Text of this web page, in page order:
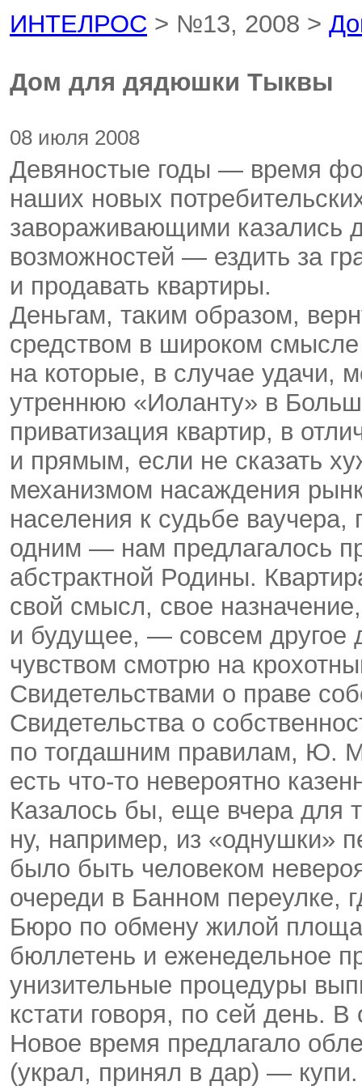
ИНТЕЛРОС > №13, 2008 >
Дом для дядюшки Тыквы
08 июля 2008
Девяностые годы — время
наших новых
завораживающими казались
возможностей — ездить за
и продавать квартиры.
Деньгам, таким образом,
средством в широком
на которые, в случае удачи,
утреннюю «Иоланту» в
приватизация квартир, в
и прямым, если не сказать
механизмом насаждения
населения к судьбе
одним — нам предлагалось
абстрактной Родины.
свой смысл, свое
и будущее, — совсем другое
чувством смотрю на
Свидетельствами о праве
Свидетельства о
по тогдашним правилам,
есть что-то невероятно
Казалось бы, еще вчера для
ну, например, из «однушки»
было быть человеком
очереди в Банном переулке,
Бюро по обмену жилой
бюллетень и еженедельное
унизительные процедуры
кстати говоря, по сей день.
Новое время предлагало
(украл, принял в дар) —